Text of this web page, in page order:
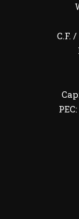
C.F.